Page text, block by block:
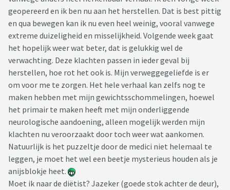
geopereerd en ik ben nu aan het herstellen. Dat is best pittig
en qua bewegen kan ik nu even heel weinig, vooral vanwege
extreme duizeligheid en misselijkheid. Volgende week gaat
het hopelijk weer wat beter, dat is gelukkig wel de
verwachting. Deze klachten passen in ieder geval bij
herstellen, hoe rot het ook is. Mijn verweggegeliefde is er
om voor me te zorgen. Het hele verhaal kan zelfs nog te
maken hebben met mijn gewichtsschommelingen, hoewel
het primair te maken heeft met mijn onderliggende
neurologische aandoening, alleen mogelijk werden mijn
klachten nu veroorzaakt door toch weer wat aankomen.
Natuurlijk is het puzzeltje door de medici niet helemaal te
leggen, je moet het wel een beetje mysterieus houden als je
anijsblokje heet.
Moet ik naar de diëtist? Jazeker (goede stok achter de deur),